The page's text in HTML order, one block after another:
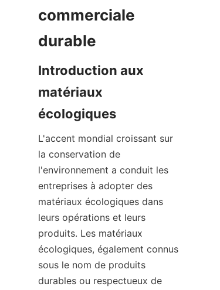
commerciale
Introduction aux
matériaux
L'accent mondial croissant sur
la conservation de
l'environnement a conduit les
entreprises à adopter des
matériaux écologiques dans
leurs opérations et leurs
produits. Les matériaux
écologiques, également connus
sous le nom de produits
durables ou respectueux de